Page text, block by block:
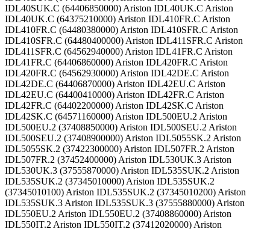
IDL40SUK.C (64406850000) Ariston IDL40UK.C Ariston
IDL40UK.C (64375210000) Ariston IDL410FR.C Ariston
IDL410FR.C (64480380000) Ariston IDL410SFR.C Ariston
IDL410SFR.C (64480400000) Ariston IDL411SFR.C Ariston
IDL411SFR.C (64562940000) Ariston IDL41FR.C Ariston
IDL41FR.C (64406860000) Ariston IDL420FR.C Ariston
IDL420FR.C (64562930000) Ariston IDL42DE.C Ariston
IDL42DE.C (64406870000) Ariston IDL42EU.C Ariston
IDL42EU.C (64400410000) Ariston IDL42FR.C Ariston
IDL42FR.C (64402200000) Ariston IDL42SK.C Ariston
IDL42SK.C (64571160000) Ariston IDL500EU.2 Ariston
IDL500EU.2 (37408850000) Ariston IDL500SEU.2 Ariston
IDL500SEU.2 (37408900000) Ariston IDL5055SK.2 Ariston
IDL5055SK.2 (37422300000) Ariston IDL507FR.2 Ariston
IDL507FR.2 (37452400000) Ariston IDL530UK.3 Ariston
IDL530UK.3 (37555870000) Ariston IDL535SUK.2 Ariston
IDL535SUK.2 (37345010000) Ariston IDL535SUK.2
(37345010100) Ariston IDL535SUK.2 (37345010200) Ariston
IDL535SUK.3 Ariston IDL535SUK.3 (37555880000) Ariston
IDL550EU.2 Ariston IDL550EU.2 (37408860000) Ariston
IDL550IT.2 Ariston IDL550IT.2 (37412020000) Ariston